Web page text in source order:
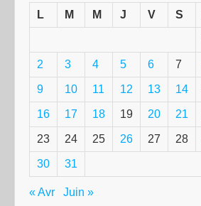
L
M M J V S
2 3 4 5 6 7
9 10 11 12 13 14
16 17 18 19 20 21
23 24 25 26 27 28
30 31
« Avr Juin »